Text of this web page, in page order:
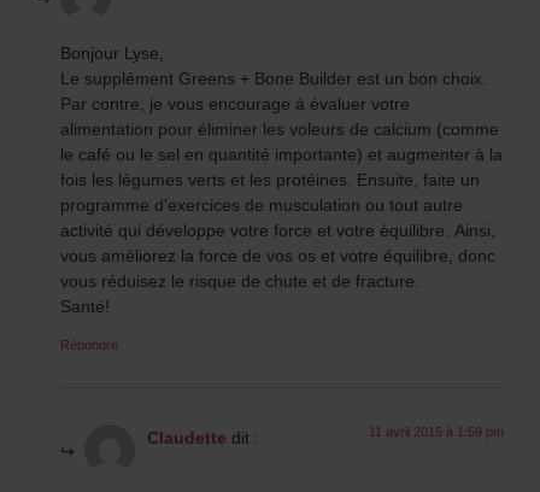
Bonjour Lyse,
Le supplément Greens + Bone Builder est un bon choix.
Par contre, je vous encourage à évaluer votre
alimentation pour éliminer les voleurs de calcium (comme
le café ou le sel en quantité importante) et augmenter à la
fois les légumes verts et les protéines. Ensuite, faite un
programme d’exercices de musculation ou tout autre
activité qui développe votre force et votre équilibre. Ainsi,
vous améliorez la force de vos os et votre équilibre, donc
vous réduisez le risque de chute et de fracture.
Santé!
Répondre
Claudette dit : 11 avril 2015 à 1:59 pm